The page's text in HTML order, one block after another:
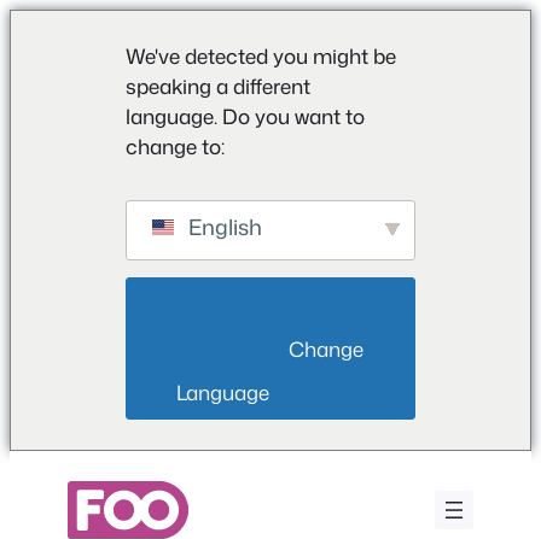
We've detected you might be
speaking a different
language. Do you want to
change to:
English
Language
περιεχόμενο